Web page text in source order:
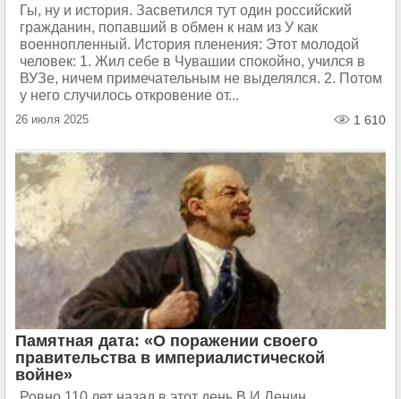
Гы, ну и история. Засветился тут один российский
гражданин, попавший в обмен к нам из У как
военнопленный. История пленения: Этот молодой
человек: 1. Жил себе в Чувашии спокойно, учился в
ВУЗе, ничем примечательным не выделялся. 2. Потом
у него случилось откровение от...
26 июля 2025 1 610
Памятная дата: «О поражении своего
правительства в империалистической
войне»